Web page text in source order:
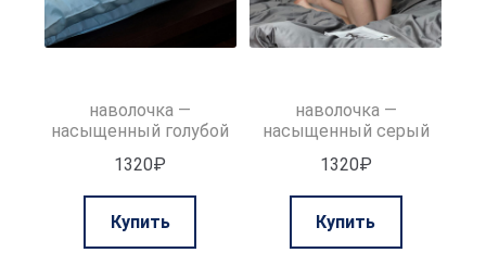
наволочка —
насыщенный голубой
1320₽
Купить
наволочка —
насыщенный серый
1320₽
Купить